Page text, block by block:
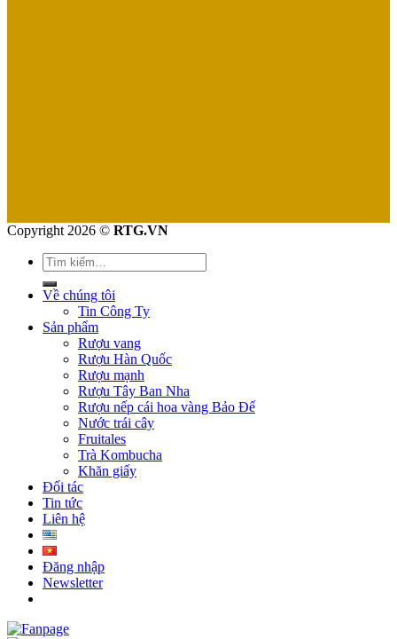
Copyright 2026 © RTG.VN
Tìm
kiếm:
Về chúng tôi
Tin Công Ty
Sản phẩm
Rượu vang
Rượu Hàn Quốc
Rượu mạnh
Rượu Tây Ban Nha
Rượu nếp cái hoa vàng Bảo Đế
Nước trái cây
Fruitales
Trà Kombucha
Khăn giấy
Đối tác
Tin tức
Liên hệ
Đăng nhập
Newsletter